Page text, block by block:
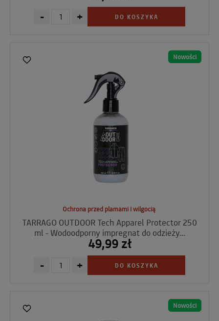
- + DO KOSZYKA
Nowości
Ochrona przed plamami i wilgocią
TARRAGO OUTDOOR Tech Apparel Protector 250
ml - Wodoodporny impregnat do odzieży...
49,99 zł
- + DO KOSZYKA
Nowości